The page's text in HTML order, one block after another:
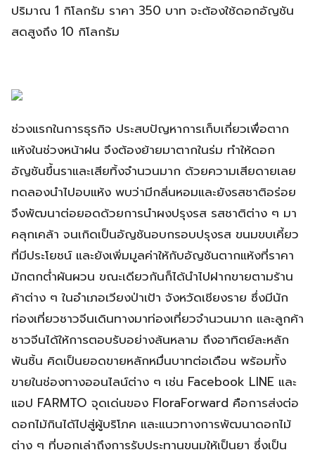
ปริมาณ 1 กิโลกรัม ราคา 350 บาท จะต้องใช้ดอกอัญชัน
สดสูงถึง 10 กิโลกรัม
ช่วงแรกในการธุรกิจ ประสบปัญหาการเก็บเกี่ยวเพื่อตาก
แห้งในช่วงหน้าฝน จึงต้องย้ายมาตากในร่ม ทำให้ดอก
อัญชันขึ้นราและเสียทิ้งจำนวนมาก ด้วยความเสียดายเลย
ทดลองนำไปอบแห้ง พบว่ามีกลิ่นหอมและยังรสชาติอร่อย
จึงพัฒนาต่อยอดด้วยการนำผงปรุงรส รสชาติต่าง ๆ มา
คลุกเคล้า จนเกิดเป็นอัญชันอบกรอบปรุงรส ขนมขบเคี้ยว
ที่มีประโยชน์ และยังเพิ่มมูลค่าให้กับอัญชันตากแห้งที่ราคา
มักตกต่ำผันผวน ขณะเดียวกันก็ได้นำไปฝากขายตามร้าน
ค้าต่าง ๆ ในอำเภอเวียงป่าเป้า จังหวัดเชียงราย ซึ่งมีนัก
ท่องเที่ยวชาวจีนเดินทางมาท่องเที่ยวจำนวนมาก และลูกค้า
ชาวจีนได้ให้การตอบรับอย่างล้นหลาม ถึงอาทิตย์ละหลัก
พันชิ้น คิดเป็นยอดขายหลักหมื่นบาทต่อเดือน พร้อมทั้ง
ขายในช่องทางออนไลน์ต่าง ๆ เช่น Facebook LINE และ
แอป FARMTO จุดเด่นของ FloraForward คือการส่งต่อ
ดอกไม้กินได้ไปสู่ผู้บริโภค และแนวทางการพัฒนาดอกไม้
ต่าง ๆ ที่บอกเล่าถึงการรับประทานขนมให้เป็นยา ซึ่งเป็น